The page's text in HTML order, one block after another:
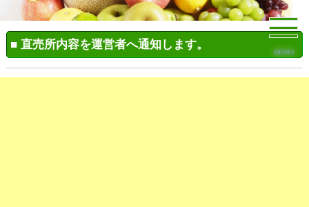
MENU
■ 直売所内容を運営者へ通知します。